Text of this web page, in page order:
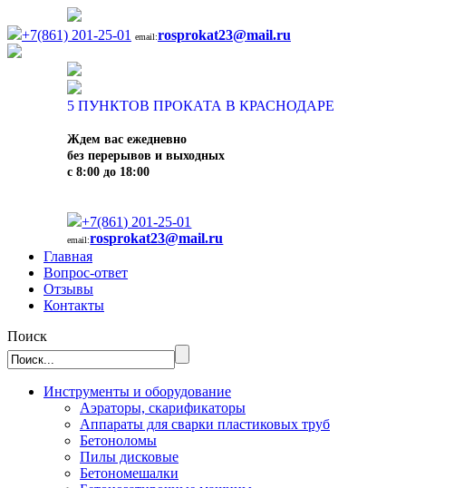
+7(861) 201-25-01 email:rosprokat23@mail.ru
5 ПУНКТОВ ПРОКАТА В КРАСНОДАРЕ
Ждем вас ежедневно
без перерывов и выходных
с 8:00 до 18:00
+7(861) 201-25-01
email:rosprokat23@mail.ru
Главная
Вопрос-ответ
Отзывы
Контакты
Поиск
Инструменты и оборудование
Аэраторы, скарификаторы
Аппараты для сварки пластиковых труб
Бетоноломы
Пилы дисковые
Бетономешалки